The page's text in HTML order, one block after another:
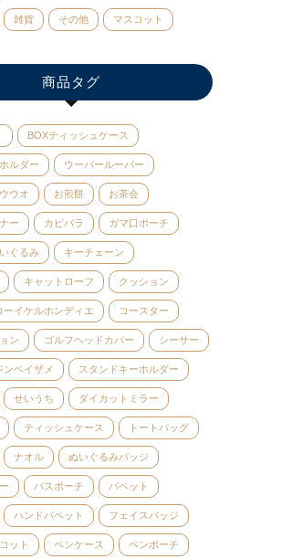
雑貨 その他 マスコット
商品タグ
BOXティッシュケース
ルダー ウーパールーパー
ウオ お煎餅 お茶会
ー カピバラ ガマ口ポーチ
ぐるみ キーチェーン
キャットローフ クッション
ーイケルホンディエ コースター
ン ゴルフヘッドカバー シーサー
ンベイザメ スタンドキーホルダー
せいうち ダイカットミラー
ティッシュケース トートバッグ
ナオル ぬいぐるみバッジ
パスポーチ パペット
ハンドパペット フェイスバッジ
ット ペンケース ペンポーチ